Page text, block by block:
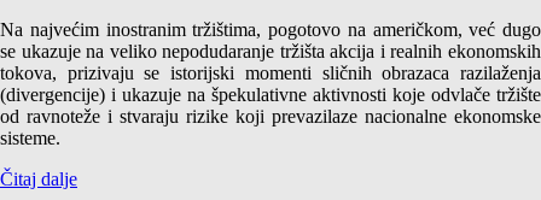
Na najvećim inostranim tržištima, pogotovo na američkom, već dugo
se ukazuje na veliko nepodudaranje tržišta akcija i realnih ekonomskih
tokova, prizivaju se istorijski momenti sličnih obrazaca razilaženja
(divergencije) i ukazuje na špekulativne aktivnosti koje odvlače tržište
od ravnoteže i stvaraju rizike koji prevazilaze nacionalne ekonomske
sisteme.
Čitaj dalje